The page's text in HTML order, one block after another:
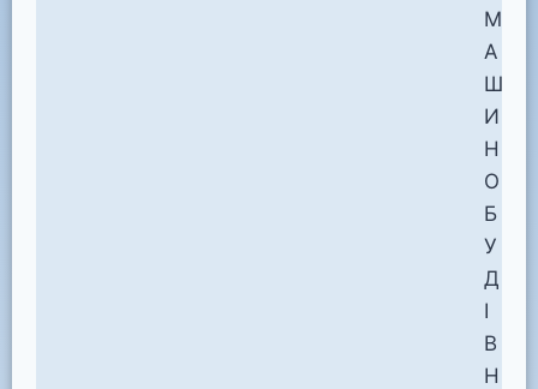
М
А
Ш
И
Н
О
Б
У
Д
І
В
Н